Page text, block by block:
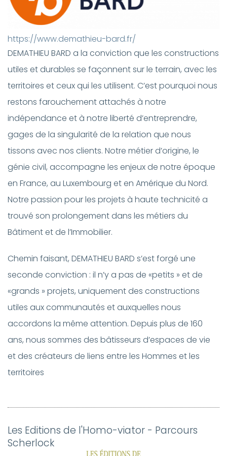
https://www.demathieu-bard.fr/
DEMATHIEU BARD a la conviction que les constructions
utiles et durables se façonnent sur le terrain, avec les
territoires et ceux qui les utilisent. C’est pourquoi nous
restons farouchement attachés à notre
indépendance et à notre liberté d’entreprendre,
gages de la singularité de la relation que nous
tissons avec nos clients. Notre métier d’origine, le
génie civil, accompagne les enjeux de notre époque
en France, au Luxembourg et en Amérique du Nord.
Notre passion pour les projets à haute technicité a
trouvé son prolongement dans les métiers du
Bâtiment et de l’Immobilier.
Chemin faisant, DEMATHIEU BARD s’est forgé une
seconde conviction : il n’y a pas de «petits » et de
«grands » projets, uniquement des constructions
utiles aux communautés et auxquelles nous
accordons la même attention. Depuis plus de 160
ans, nous sommes des bâtisseurs d’espaces de vie
et des créateurs de liens entre les Hommes et les
territoires
Les Editions de l'Homo-viator - Parcours
Scherlock